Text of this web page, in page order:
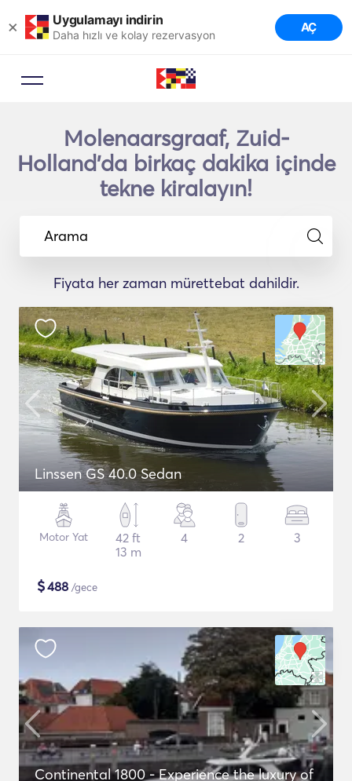
× Uygulamayı indirin
Daha hızlı ve kolay rezervasyon AÇ
Molenaarsgraaf, Zuid-
Holland'da birkaç dakika içinde
tekne kiralayın!
Arama
Fiyata her zaman mürettebat dahildir.
Linssen GS 40.0 Sedan
Motor Yat
42 ft
13 m
4 2 3
$488 /gece
Continental 1800 - Experience the luxury of